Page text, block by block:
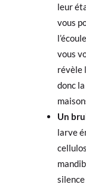
leur
vous
vous
révèle
donc
Un
larve